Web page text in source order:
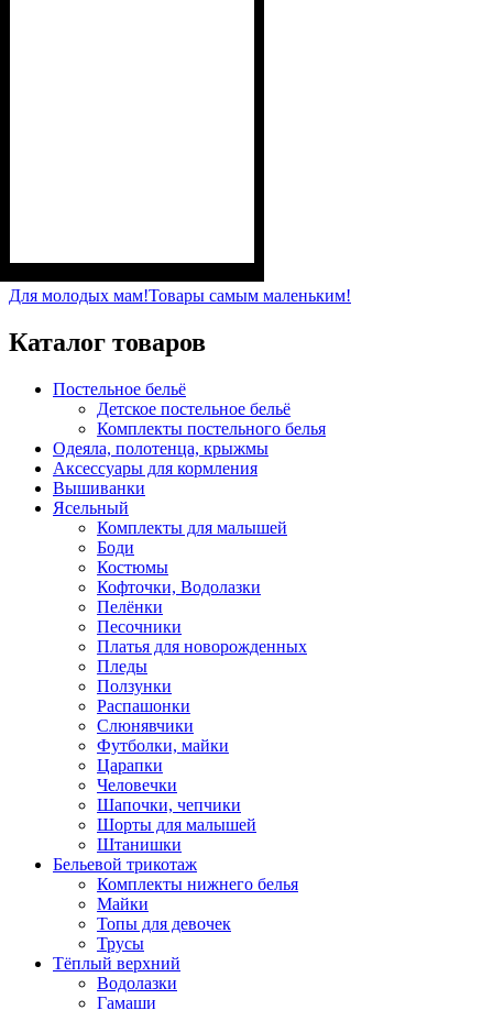
б, 6% лайкра)
Для молодых мам!Товары самым маленьким!
Каталог товаров
Постельное бельё
Детское постельное бельё
Комплекты постельного белья
Одеяла, полотенца, крыжмы
Аксессуары для кормления
Вышиванки
Ясельный
Комплекты для малышей
Боди
Костюмы
Кофточки, Водолазки
Пелёнки
Песочники
Платья для новорожденных
Пледы
Ползунки
Распашонки
Слюнявчики
Футболки, майки
Царапки
Человечки
Шапочки, чепчики
Шорты для малышей
Штанишки
Бельевой трикотаж
Комплекты нижнего белья
Майки
Топы для девочек
Трусы
Тёплый верхний
Водолазки
Гамаши